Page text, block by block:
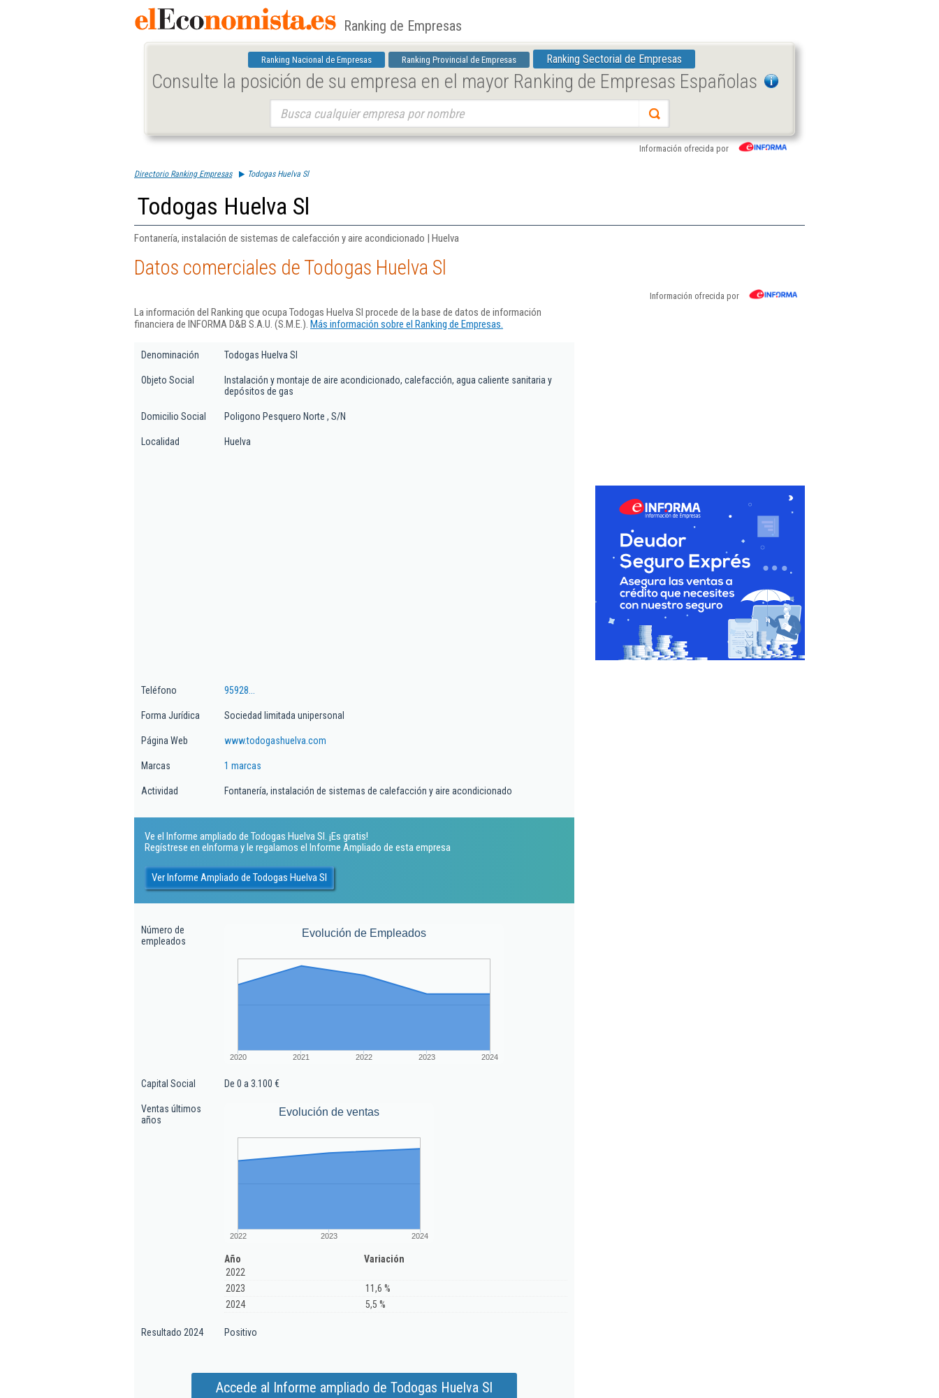
Ranking de Empresas
Ranking Nacional de Empresas Ranking Provincial de Empresas Ranking Sectorial de Empresas
Consulte la posición de su empresa en el mayor Ranking de Empresas Españolas
Información ofrecida por
Directorio Ranking Empresas Todogas Huelva Sl
Todogas Huelva Sl
Fontanería, instalación de sistemas de calefacción y aire acondicionado | Huelva
Datos comerciales de Todogas Huelva Sl
Información ofrecida por
La información del Ranking que ocupa Todogas Huelva Sl procede de la base de datos de información
financiera de INFORMA D&B S.A.U. (S.M.E.). Más información sobre el Ranking de Empresas.
Denominación Todogas Huelva Sl
Objeto Social
Instalación y montaje de aire acondicionado, calefacción, agua caliente sanitaria y
depósitos de gas
Domicilio Social Poligono Pesquero Norte , S/N
Localidad Huelva
Teléfono 95928...
Forma Jurídica Sociedad limitada unipersonal
Página Web www.todogashuelva.com
Marcas 1 marcas
Actividad Fontanería, instalación de sistemas de calefacción y aire acondicionado
Ve el Informe ampliado de Todogas Huelva Sl. ¡Es gratis!
Regístrese en eInforma y le regalamos el Informe Ampliado de esta empresa
Ver Informe Ampliado de Todogas Huelva Sl
Número de
empleados
Evolución de Empleados
2020 2021 2022 2023 2024
Capital Social De 0 a 3.100 €
Ventas últimos
años
Evolución de ventas
2022 2023 2024
Año
Variación
2022
2023
11,6 %
2024
5,5 %
Resultado 2024 Positivo
Accede al Informe ampliado de Todogas Huelva Sl